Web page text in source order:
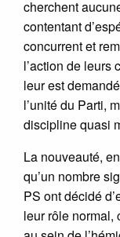
cherchent
contentant
concurrent et
l’action de leurs
leur est
l’unité du Parti,
discipline quasi
La nouveauté,
qu’un nombre
PS ont décidé
leur rôle normal,